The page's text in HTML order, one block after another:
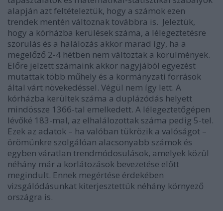
alapján azt feltételeztük, hogy a számok ezen
trendek mentén változnak továbbra is. Jeleztük,
hogy a kórházba kerülések száma, a lélegeztetésre
szorulás és a halálozás akkor marad így, ha a
megelőző 2-4 hétben nem változtak a körülmények.
Előre jelzett számaink akkor nagyjából egyezést
mutattak több műhely és a kormányzati források
által várt növekedéssel. Végül nem így lett. A
kórházba kerültek száma a duplázódás helyett
mindössze 1366-tal emelkedett. A lélegeztetőgépen
lévőké 183-mal, az elhalálozottak száma pedig 5-tel.
Ezek az adatok – ha valóban tükrözik a valóságot –
örömünkre szolgálóan alacsonyabb számok és
egyben váratlan trendmódosulások, amelyek közül
néhány már a korlátozások bevezetése előtt
megindult. Ennek megértése érdekében
vizsgálódásunkat kiterjesztettük néhány környező
országra is.